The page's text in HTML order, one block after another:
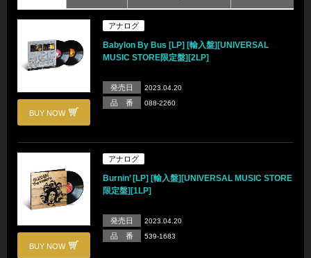
BUY NOW
アナログ
Babylon By Bus [LP] [輸入盤][UNIVERSAL
MUSIC STORE限定盤][2LP]
発売日 2023.04.20
品 番 088-2260
BUY NOW
アナログ
Burnin’ [LP] [輸入盤][UNIVERSAL MUSIC STORE
限定盤][1LP]
発売日 2023.04.20
品 番 539-1683